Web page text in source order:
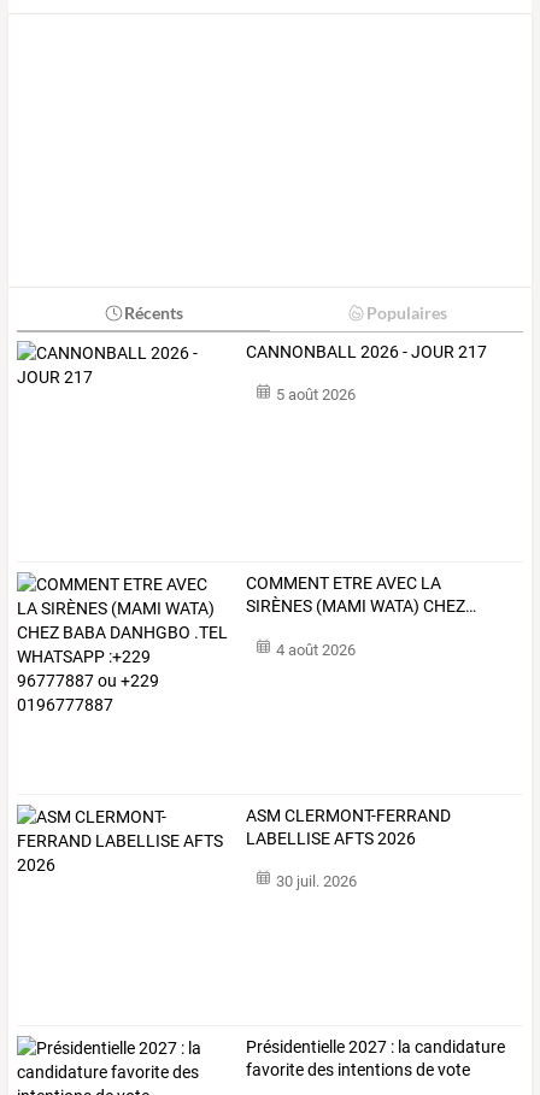
Récents Populaires
CANNONBALL 2026 - JOUR 217
5 août 2026
COMMENT ETREAVEC LA
SIRÈNES (MAMI WATA) CHEZ…
4 août 2026
ASM CLERMONT-FERRAND
LABELLISE AFTS 2026
30 juil. 2026
Présidentielle 2027 : la candidature
favorite des intentions de vote